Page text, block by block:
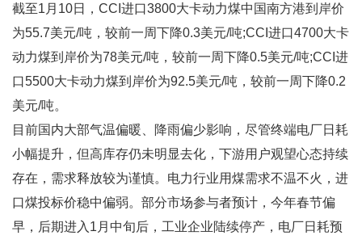
截至1月10日，CCI进口3800大卡动力煤中国南方港到岸价
为55.7美元/吨，较前一周下降0.3美元/吨;CCI进口4700大卡
动力煤到岸价为78美元/吨，较前一周下降0.5美元/吨;CCI进
口5500大卡动力煤到岸价为92.5美元/吨，较前一周下降0.2
美元/吨。
目前国内大部气温偏暖、降雨偏少影响，尽管终端电厂日耗
小幅提升，但高库存仍未明显去化，下游用户观望心态持续
存在，需求释放较为谨慎。电力行业用煤需求不温不火，进
口煤投标价稳中偏弱。部分市场参与者预计，今年春节偏
早，后期进入1月中旬后，工业企业陆续停产，电厂日耗预